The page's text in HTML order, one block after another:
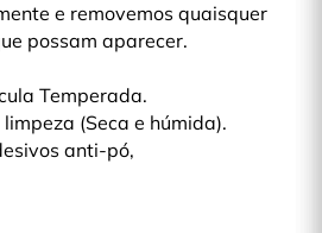
e removemos quaisquer
possam aparecer.
Temperada.
(Seca e húmida).
anti-pó,